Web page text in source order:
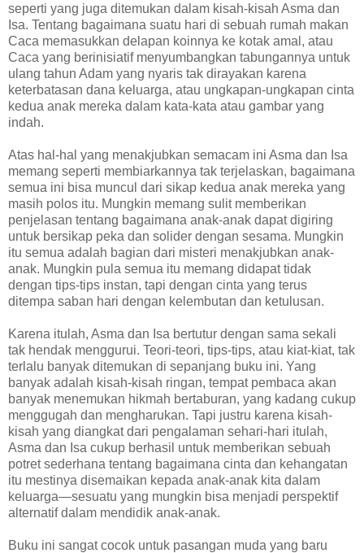
‬seperti yang juga ditemukan dalam kisah-kisah Asma dan
Isa.‭ ‬Tentang bagaimana suatu hari di sebuah rumah makan
Caca memasukkan delapan koinnya ke kotak amal,‭ ‬atau
Caca yang berinisiatif menyumbangkan tabungannya untuk
ulang tahun Adam yang nyaris tak dirayakan karena
keterbatasan dana keluarga,‭ ‬atau ungkapan-ungkapan cinta
kedua anak mereka dalam kata-kata atau gambar yang
indah.
Atas hal-hal yang menakjubkan semacam ini Asma dan Isa
memang seperti membiarkannya tak terjelaskan,‭ ‬bagaimana
semua ini bisa muncul dari sikap kedua anak mereka yang
masih polos itu.‭ ‬Mungkin memang sulit memberikan
penjelasan tentang bagaimana anak-anak dapat digiring
untuk bersikap peka dan solider dengan sesama.‭ ‬Mungkin
itu semua adalah bagian dari misteri menakjubkan anak-
anak.‭ ‬Mungkin pula semua itu memang didapat tidak
dengan tips-tips instan,‭ ‬tapi dengan cinta yang terus
ditempa saban hari dengan kelembutan dan ketulusan.
Karena itulah,‭ ‬Asma dan Isa bertutur dengan sama sekali
tak hendak menggurui.‭ ‬Teori-teori,‭ ‬tips-tips,‭ ‬atau kiat-kiat,‭ ‬tak
terlalu banyak ditemukan di sepanjang buku ini.‭ ‬Yang
banyak adalah kisah-kisah ringan,‭ ‬tempat pembaca akan
banyak menemukan hikmah bertaburan,‭ ‬yang kadang cukup
menggugah dan mengharukan.‭ ‬Tapi justru karena kisah-
kisah yang diangkat dari pengalaman sehari-hari itulah,‭
‬Asma dan Isa cukup berhasil untuk memberikan sebuah
potret sederhana tentang bagaimana cinta dan kehangatan
itu mestinya disemaikan kepada anak-anak kita dalam
keluarga—sesuatu yang mungkin bisa menjadi perspektif
alternatif dalam mendidik anak-anak.
Buku ini sangat cocok untuk pasangan muda yang baru